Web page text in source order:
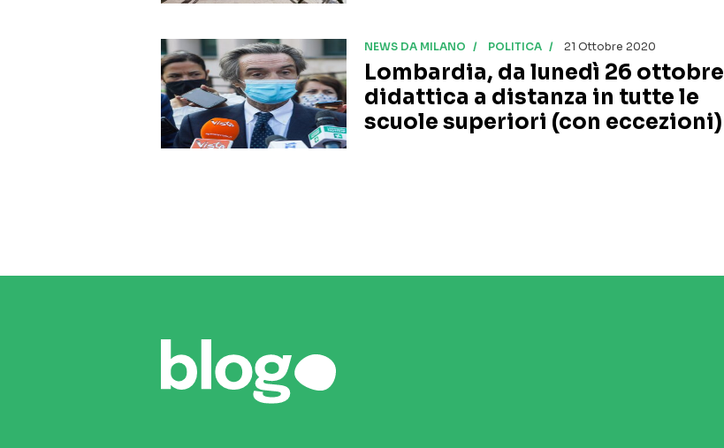
NEWS DA MILANO POLITICA 21 Ottobre 2020
Lombardia, da lunedì 26 ottobre
didattica a distanza in tutte le
scuole superiori (con eccezioni)